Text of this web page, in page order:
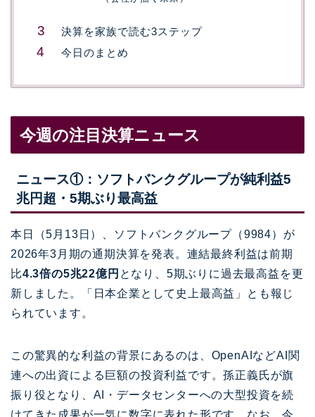
決算を家族で読む3ステップ
今日のまとめ
今週の注目決算ニュース
ニュース①：ソフトバンクグループが純利益5
兆円超・5期ぶり最高益
本日（5月13日）、ソフトバンクグループ（9984）が
2026年3月期の通期決算を発表。連結最終利益は前期
比4.3倍の5兆22億円 となり、5期ぶりに過去最高益を更
新しました。「日本企業として史上最高益」とも報じ
られています。
この驚異的な利益の背景にあるのは、OpenAIなどAI関
連への出資による巨額の投資利益です。孫正義氏が旗
振り役となり、AI・データセンターへの大型投資を続
けてきた成果が一気に数字に表れた形です。なお、今